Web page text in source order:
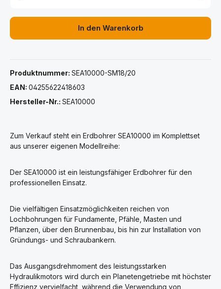
In den Warenkorb
Produktnummer: SEA10000-SM18/20
EAN: 04255622418603
Hersteller-Nr.: SEA10000
Zum Verkauf steht ein Erdbohrer SEA10000 im Komplettset
aus unserer eigenen Modellreihe:
Der SEA10000 ist ein leistungsfähiger Erdbohrer für den
professionellen Einsatz.
Die vielfältigen Einsatzmöglichkeiten reichen von
Lochbohrungen für Fundamente, Pfähle, Masten und
Pflanzen, über den Brunnenbau, bis hin zur Installation von
Gründungs- und Schraubankern.
Das Ausgangsdrehmoment des leistungsstarken
Hydraulikmotors wird durch ein Planetengetriebe mit höchster
Effizienz vervielfacht, während die Verwendung von